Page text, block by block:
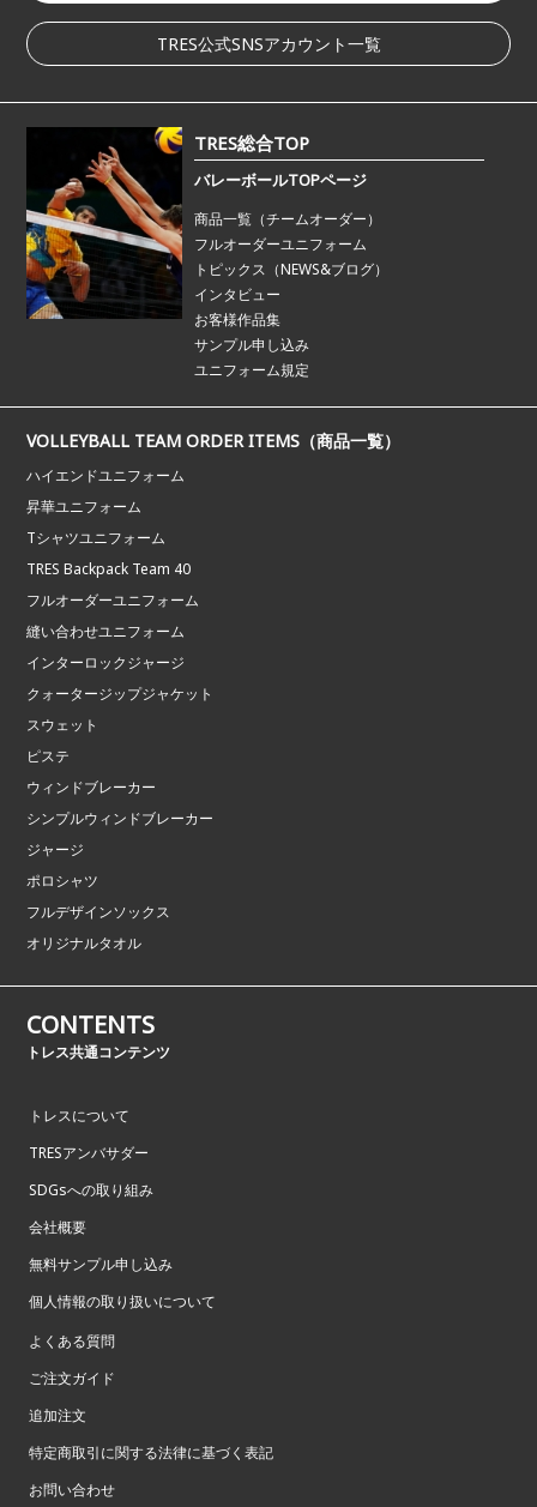
TRES公式SNSアカウント一覧
TRES総合TOP
バレーボールTOPページ
商品一覧（チームオーダー）
フルオーダーユニフォーム
トピックス（NEWS&ブログ）
インタビュー
お客様作品集
サンプル申し込み
ユニフォーム規定
VOLLEYBALL TEAM ORDER ITEMS（商品一覧）
ハイエンドユニフォーム
昇華ユニフォーム
Tシャツユニフォーム
TRES Backpack Team 40
フルオーダーユニフォーム
縫い合わせユニフォーム
インターロックジャージ
クォータージップジャケット
スウェット
ピステ
ウィンドブレーカー
シンプルウィンドブレーカー
ジャージ
ポロシャツ
フルデザインソックス
オリジナルタオル
CONTENTS
トレス共通コンテンツ
トレスについて
TRESアンバサダー
SDGsへの取り組み
会社概要
無料サンプル申し込み
個人情報の取り扱いについて
よくある質問
ご注文ガイド
追加注文
特定商取引に関する法律に基づく表記
お問い合わせ